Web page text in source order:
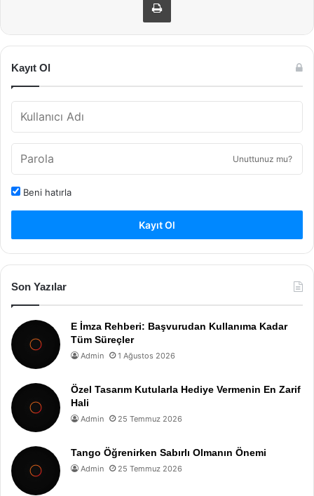
Kayıt Ol
Unuttunuz mu?
Beni hatırla
Kayıt Ol
Son Yazılar
E İmza Rehberi: Başvurudan Kullanıma Kadar
Tüm Süreçler
Admin 1 Ağustos 2026
Özel Tasarım Kutularla Hediye Vermenin En Zarif
Hali
Admin 25 Temmuz 2026
Tango Öğrenirken Sabırlı Olmanın Önemi
Admin 25 Temmuz 2026